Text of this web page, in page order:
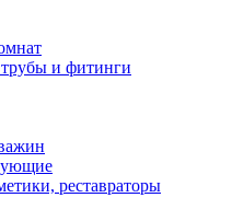
и фитинги
реставраторы